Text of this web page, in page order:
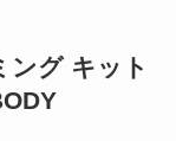
ング キット